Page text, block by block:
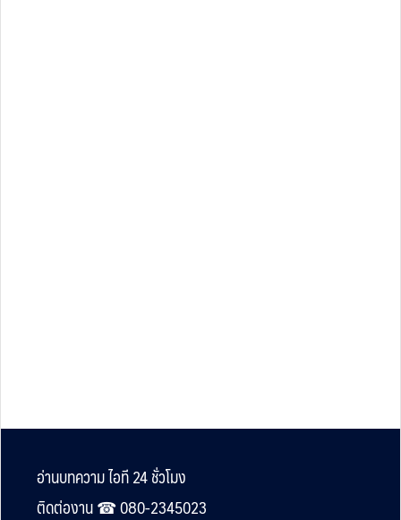
Footer
อ่านบทความ ไอที 24 ชั่วโมง
ติดต่องาน ☎︎ 080-2345023